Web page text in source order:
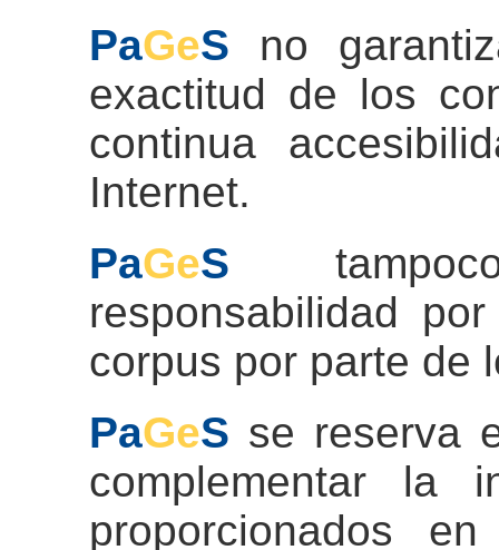
PaGeS no
exactitud de los
continua
Internet.
PaGeS
responsabilidad
corpus por parte de
PaGeS se reserva
complementar la
proporcionados